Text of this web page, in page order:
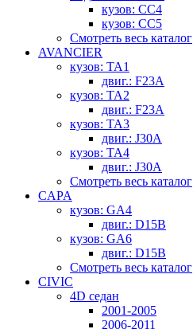
кузов: CC4
кузов: CC5
Смотреть весь каталог
AVANCIER
кузов: TA1
двиг.: F23A
кузов: TA2
двиг.: F23A
кузов: TA3
двиг.: J30A
кузов: TA4
двиг.: J30A
Смотреть весь каталог
CAPA
кузов: GA4
двиг.: D15B
кузов: GA6
двиг.: D15B
Смотреть весь каталог
CIVIC
4D седан
2001-2005
2006-2011